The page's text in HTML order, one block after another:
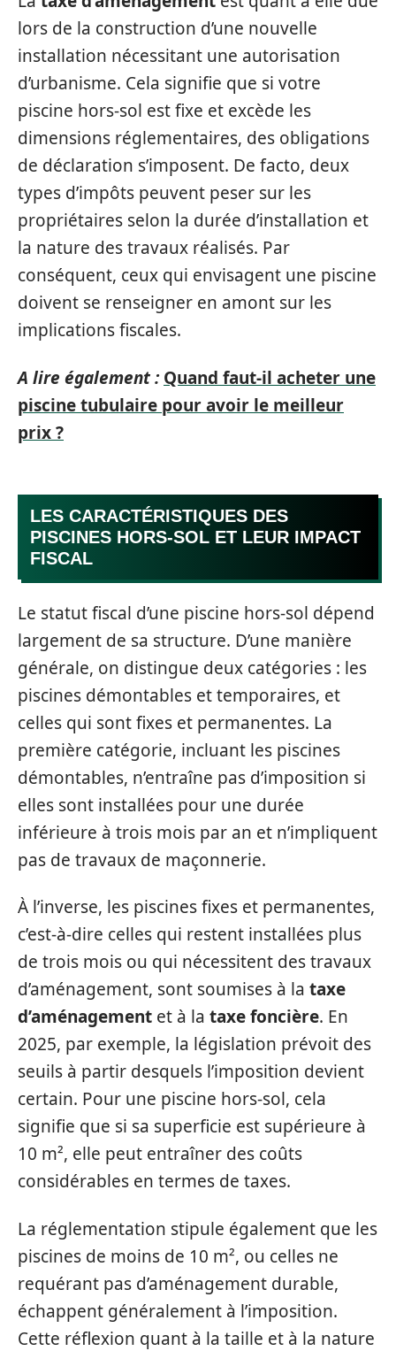
lors de la construction d’une nouvelle
installation nécessitant une autorisation
d’urbanisme. Cela signifie que si votre
piscine hors-sol est fixe et excède les
dimensions réglementaires, des obligations
de déclaration s’imposent. De facto, deux
types d’impôts peuvent peser sur les
propriétaires selon la durée d’installation et
la nature des travaux réalisés. Par
conséquent, ceux qui envisagent une piscine
doivent se renseigner en amont sur les
implications fiscales.
A lire également : Quand faut-il acheter une
piscine tubulaire pour avoir le meilleur
prix ?
LES CARACTÉRISTIQUES DES
PISCINES HORS-SOL ET LEUR IMPACT
FISCAL
Le statut fiscal d’une piscine hors-sol dépend
largement de sa structure. D’une manière
générale, on distingue deux catégories : les
piscines démontables et temporaires, et
celles qui sont fixes et permanentes. La
première catégorie, incluant les piscines
démontables, n’entraîne pas d’imposition si
elles sont installées pour une durée
inférieure à trois mois par an et n’impliquent
pas de travaux de maçonnerie.
À l’inverse, les piscines fixes et permanentes,
c’est-à-dire celles qui restent installées plus
de trois mois ou qui nécessitent des travaux
d’aménagement, sont soumises à la taxe
d’aménagement et à la taxe foncière. En
2025, par exemple, la législation prévoit des
seuils à partir desquels l’imposition devient
certain. Pour une piscine hors-sol, cela
signifie que si sa superficie est supérieure à
10 m², elle peut entraîner des coûts
considérables en termes de taxes.
La réglementation stipule également que les
piscines de moins de 10 m², ou celles ne
requérant pas d’aménagement durable,
échappent généralement à l’imposition.
Cette réflexion quant à la taille et à la nature